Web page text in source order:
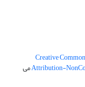
Creative
Attribution-می